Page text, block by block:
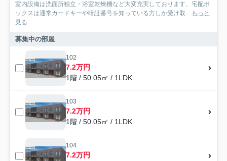
室内設備は洗面所独立・浴室乾燥機など大変充実しております。宅配ボ
ックスは通常カードキーや暗証番号を知っている方しか受け取... もっと
見る
募集中の部屋
102
7.2万円
1階 / 50.05㎡ / 1LDK
103
7.2万円
1階 / 50.05㎡ / 1LDK
104
7.2万円